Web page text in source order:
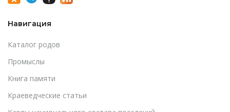
Навигация
Каталог родов
Промыслы
Книга памяти
Краеведческие статьи